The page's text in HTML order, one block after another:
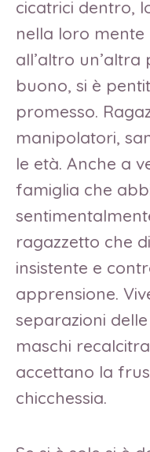
cicatrici dentro,
nella loro mente
all’altro
buono, si è
promesso.
manipolatori,
le età. Anche a
famiglia che
ragazzetto che
insistente e
apprensione.
separazioni
maschi
accettano la
chicchessia.